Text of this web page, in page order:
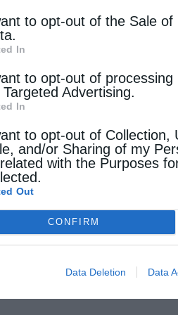
to opt-out of the Sale of
In
to opt-out of
Advertising.
In
to opt-out of Collection,
and/or Sharing of my
with the Purposes
Out
CONFIRM
Data Deletion Data